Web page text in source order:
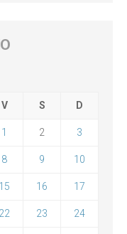
V S D
1 2 3
8 9 10
15 16 17
22 23 24